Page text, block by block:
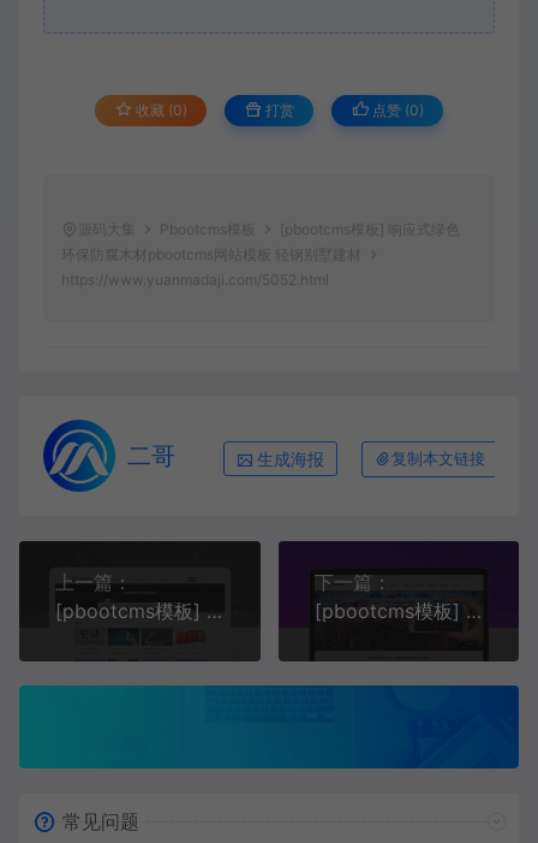
收藏 (0) 打赏 点赞 (0)
源码大集 Pbootcms模板
[pbootcms模板] 响应式绿色
环保防腐木材pbootcms网站模板 轻钢别墅建材
https://www.yuanmadaji.com/5052.html
二哥 生成海报 复制本文链接
上一篇：
[pbootcms模板] 自适应手机端站长导航类pbootcms网站模板 html5导航网
下一篇：
[pbootcms模板] 响应式智能科技类pbootcms网站模板AI智能电子产品
常见问题